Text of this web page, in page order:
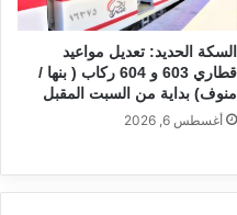
السكة الحديد: تعديل مواعيد
قطاري 603 و 604 ركاب ( بنها /
منوف) بداية من السبت المقبل
أغسطس 6, 2026